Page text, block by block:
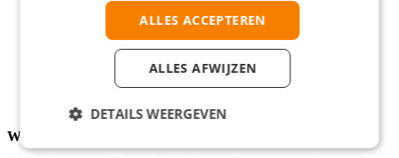
diploma’s Vermogen en Hypotheken te behalen, evenals
relevante leerprogramma’s zoals zakelijke klantbediening.
Je hebt aantoonbare affiniteit met klantcontact en
klantbeleving, bijvoorbeeld vanuit een achtergrond in
hospitality, retail of dienstverlening.
Wat we bieden:
ALLES ACCEPTEREN
ALLES AFWIJZEN
DETAILS WEERGEVEN